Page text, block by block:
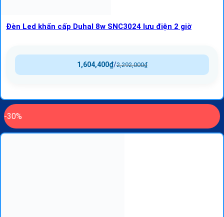
Đèn Led khẩn cấp Duhal 8w SNC3024 lưu điện 2 giờ
2,292,000₫
/
1,604,400₫
-30%